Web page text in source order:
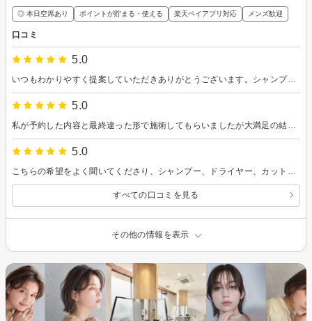
◎ 本日空席あり ポイントが貯まる・使える 楽天ペイアプリ対応 メンズ歓迎
口コミ
5.0
いつもわかりやすく提案していただきありがとうございます。シャンプーがすごく気持ちが良いです。
5.0
5.0
すべての口コミを見る
その他の情報を表示